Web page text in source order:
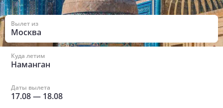
Вылет из
Москва
Куда летим
Наманган
Даты вылета
17.08— 18.08